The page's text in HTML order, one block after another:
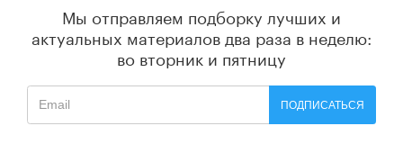
Мы отправляем подборку лучших и
актуальных материалов два раза в неделю:
во вторник и пятницу
ПОДПИСАТЬСЯ